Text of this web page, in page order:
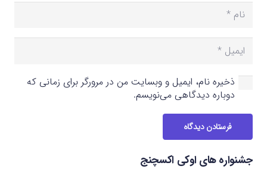
ذخیره نام، ایمیل و وبسایت من در مرورگر برای زمانی که
دوباره دیدگاهی می‌نویسم.
فرستادن دیدگاه
جشنواره های اوکی اکسچنج